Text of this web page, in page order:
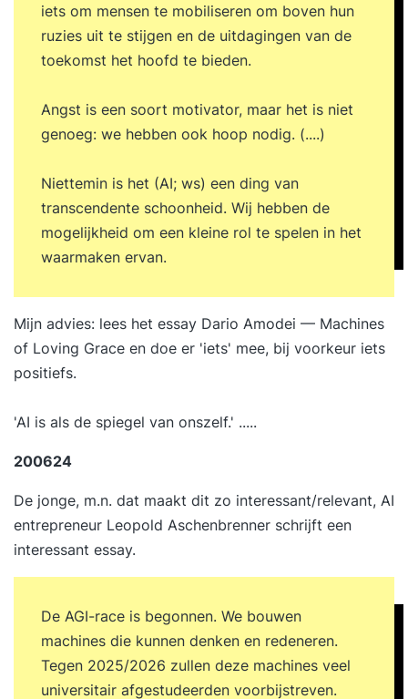
iets om mensen te mobiliseren om boven hun
ruzies uit te stijgen en de uitdagingen van de
toekomst het hoofd te bieden.
Angst is een soort motivator, maar het is niet
genoeg: we hebben ook hoop nodig. (....)
Niettemin is het (AI; ws) een ding van
transcendente schoonheid. Wij hebben de
mogelijkheid om een ​​kleine rol te spelen in het
waarmaken ervan.
Mijn advies: lees het essay Dario Amodei — Machines
of Loving Grace en doe er 'iets' mee, bij voorkeur iets
positiefs.
'AI is als de spiegel van onszelf.' .....
200624
De jonge, m.n. dat maakt dit zo interessant/relevant, AI
entrepreneur Leopold Aschenbrenner schrijft een
interessant essay.
De AGI-race is begonnen. We bouwen
machines die kunnen denken en redeneren.
Tegen 2025/2026 zullen deze machines veel
universitair afgestudeerden voorbijstreven.